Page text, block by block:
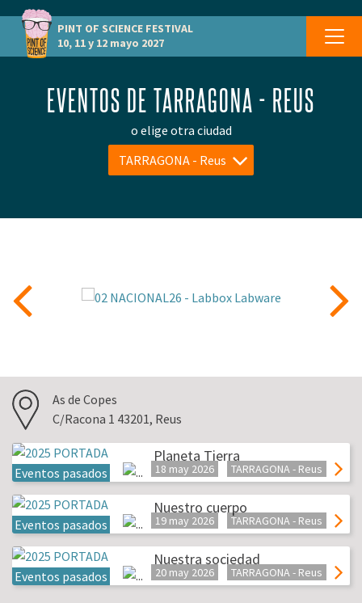
PINT OF SCIENCE FESTIVAL
10, 11 y 12 mayo 2027
EVENTOS DE TARRAGONA - REUS
o elige otra ciudad
TARRAGONA - Reus
As de Copes
C/Racona 1 43201, Reus
Eventos pasados
Planeta Tierra
18 may 2026 TARRAGONA - Reus
Eventos pasados
Nuestro cuerpo
19 may 2026 TARRAGONA - Reus
Eventos pasados
Nuestra sociedad
20 may 2026 TARRAGONA - Reus